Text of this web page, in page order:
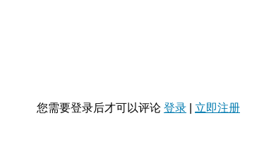
您需要登录后才可以评论 登录 立即注册